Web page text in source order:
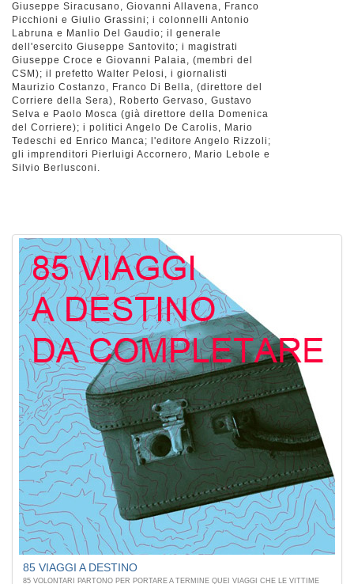
Giuseppe Siracusano, Giovanni Allavena, Franco
Picchioni e Giulio Grassini; i colonnelli Antonio
Labruna e Manlio Del Gaudio; il generale
dell'esercito Giuseppe Santovito; i magistrati
Giuseppe Croce e Giovanni Palaia, (membri del
CSM); il prefetto Walter Pelosi, i giornalisti
Maurizio Costanzo, Franco Di Bella, (direttore del
Corriere della Sera), Roberto Gervaso, Gustavo
Selva e Paolo Mosca (già direttore della Domenica
del Corriere); i politici Angelo De Carolis, Mario
Tedeschi ed Enrico Manca; l'editore Angelo Rizzoli;
gli imprenditori Pierluigi Accornero, Mario Lebole e
Silvio Berlusconi.
85 VIAGGI A DESTINO
85 VOLONTARI PARTONO PER PORTARE A TERMINE QUEI VIAGGI CHE LE VITTIME